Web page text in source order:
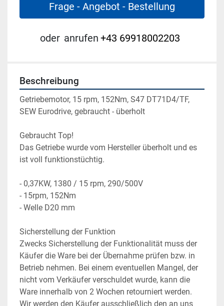
Frage - Angebot - Bestellung
oder anrufen +43 69918002203
Beschreibung
Getriebemotor, 15 rpm, 152Nm, S47 DT71D4/TF,
SEW Eurodrive, gebraucht - überholt
Gebraucht Top!
Das Getriebe wurde vom Hersteller überholt und es
ist voll funktionstüchtig.
- 0,37KW, 1380 / 15 rpm, 290/500V
- 15rpm, 152Nm
- Welle D20 mm
Sicherstellung der Funktion
Zwecks Sicherstellung der Funktionalität muss der
Käufer die Ware bei der Übernahme prüfen bzw. in
Betrieb nehmen. Bei einem eventuellen Mangel, der
nicht vom Verkäufer verschuldet wurde, kann die
Ware innerhalb von 2 Wochen retourniert werden.
Wir werden den Käufer ausschließlich den an uns